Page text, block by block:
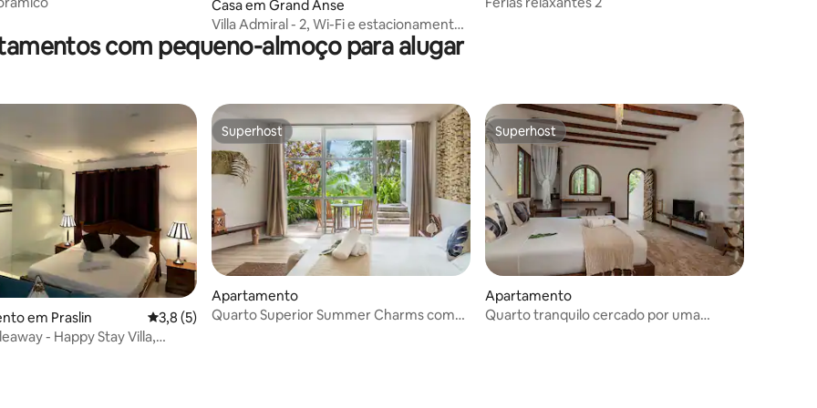
Casa em Grand Anse
Villa Admiral - 2, Wi-Fi e estacionamento
gratuitos
com pequeno-almoço para alugar
em Praslin Classificação média de 3,8 em 5 estrelas, 5avaliações
3,8 (5)
- Happy Stay Villa,
Superhost
Superhost
Apartamento
Quarto Superior Summer Charms com
Superhost
Superhost
Apartamento
Quarto tranquilo cercado por uma